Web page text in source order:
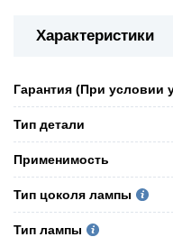
Характеристики
Гарантия (При условии
Тип детали
Применимость
Тип цоколя лампы
Тип лампы